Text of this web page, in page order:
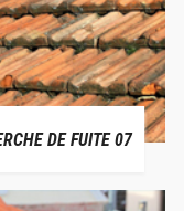
DE FUITE 07